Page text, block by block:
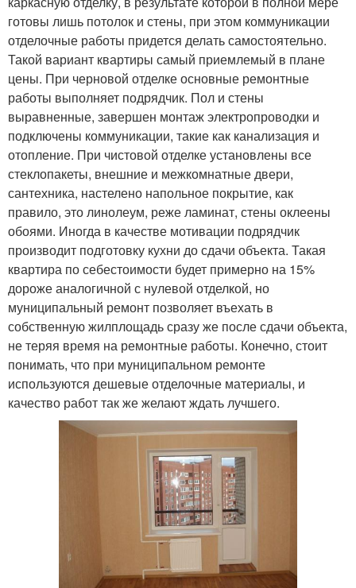
готовы лишь потолок и стены, при этом коммуникации
отделочные работы придется делать самостоятельно.
Такой вариант квартиры самый приемлемый в плане
цены. При черновой отделке основные ремонтные
работы выполняет подрядчик. Пол и стены
выравненные, завершен монтаж электропроводки и
подключены коммуникации, такие как канализация и
отопление. При чистовой отделке установлены все
стеклопакеты, внешние и межкомнатные двери,
сантехника, настелено напольное покрытие, как
правило, это линолеум, реже ламинат, стены оклеены
обоями. Иногда в качестве мотивации подрядчик
производит подготовку кухни до сдачи объекта. Такая
квартира по себестоимости будет примерно на 15%
дороже аналогичной с нулевой отделкой, но
муниципальный ремонт позволяет въехать в
собственную жилплощадь сразу же после сдачи объекта,
не теряя время на ремонтные работы. Конечно, стоит
понимать, что при муниципальном ремонте
используются дешевые отделочные материалы, и
качество работ так же желают ждать лучшего.